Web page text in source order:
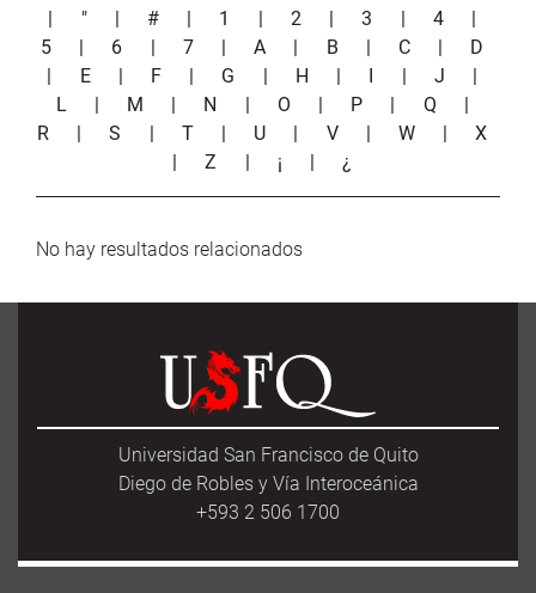
| " | # | 1 | 2 |3 | 4
|
5
| 6 | 7 |A | B | C | D
| E | F | G | H | I | J
|
L
| M | N | O | P | Q
|
R
|S | T | U | V |W |X
|Z | ¡ |¿
No hay resultados relacionados
Universidad San Francisco de Quito
Diego de Robles y Vía Interoceánica
+593 2 506 1700